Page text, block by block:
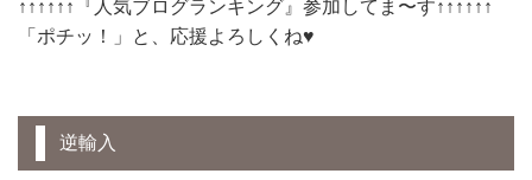
↑↑↑↑↑↑『人気ブログランキング』参加してま〜す↑↑↑↑↑↑
「ポチッ！」と、応援よろしくね♥
逆輸入